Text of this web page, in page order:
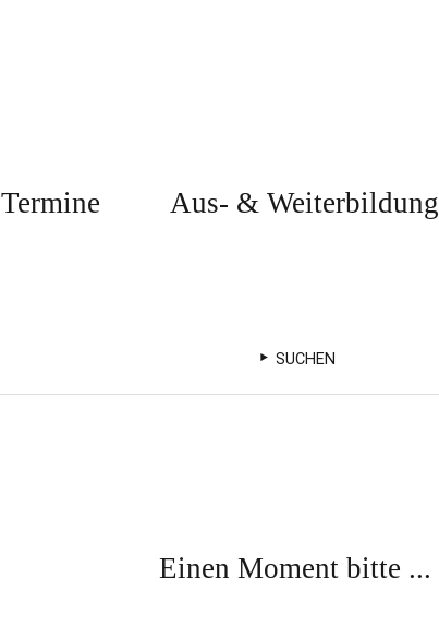
Termine Aus- & Weiterbildung
SUCHEN
Einen Moment bitte ...